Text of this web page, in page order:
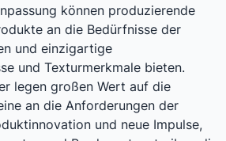
können produzierende
an die Bedürfnisse der
und einzigartige
und Texturmerkmale bieten.
legen großen Wert auf die
an die Anforderungen der
und neue Impulse,